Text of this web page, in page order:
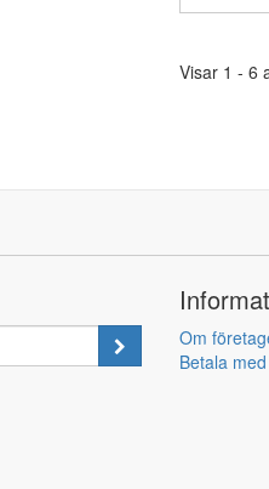
Visar 1 - 6
Om
Betala